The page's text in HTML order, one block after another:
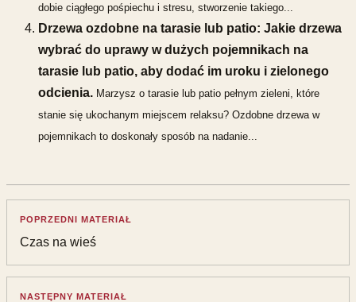
dobie ciągłego pośpiechu i stresu, stworzenie takiego...
Drzewa ozdobne na tarasie lub patio: Jakie drzewa
wybrać do uprawy w dużych pojemnikach na
tarasie lub patio, aby dodać im uroku i zielonego
odcienia. Marzysz o tarasie lub patio pełnym zieleni, które
stanie się ukochanym miejscem relaksu? Ozdobne drzewa w
pojemnikach to doskonały sposób na nadanie...
POPRZEDNI MATERIAŁ
Czas na wieś
NASTĘPNY MATERIAŁ